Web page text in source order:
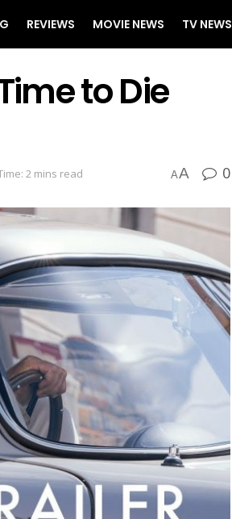
REVIEWS MOVIE NEWS TV NEWS
to Die
2 mins read AA 0